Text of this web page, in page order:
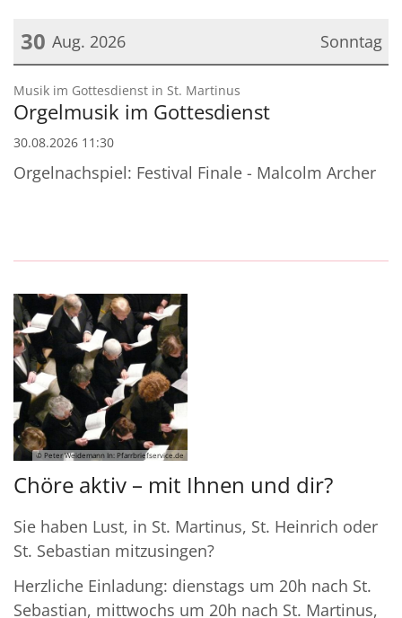
Sonntag
30 Aug. 2026
Datum: 30. August 2026
Musik im Gottesdienst in St. Martinus
Orgelmusik im Gottesdienst
30.08.2026 11:30
Orgelnachspiel: Festival Finale - Malcolm Archer
© Peter Weidemann In: Pfarrbriefservice.de
Chöre aktiv – mit Ihnen und dir?
Sie haben Lust, in St. Martinus, St. Heinrich oder
St. Sebastian mitzusingen?
Herzliche Einladung: dienstags um 20h nach St.
Sebastian, mittwochs um 20h nach St. Martinus,